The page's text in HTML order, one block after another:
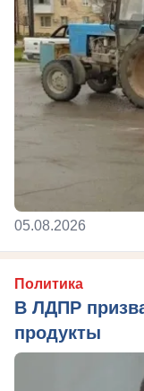
05.08.2026
Политика
В ЛДПР
продукты